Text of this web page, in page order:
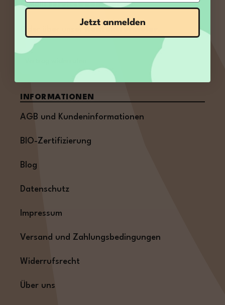
E-Mail:service@kamelur.de
INFORMATIONEN
AGB und Kundeninformationen
BIO-Zertifizierung
Blog
Datenschutz
Impressum
Versand und Zahlungsbedingungen
Widerrufsrecht
Über uns
Jetzt anmelden